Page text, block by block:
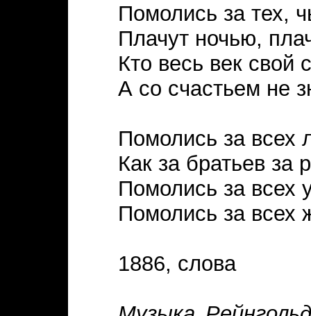
Помолись за тех,
Плачут ночью,
Кто весь век свой
А со счастьем не
Помолись за всех
Как за братьев за
Помолись за всех
Помолись за всех
1886, слова